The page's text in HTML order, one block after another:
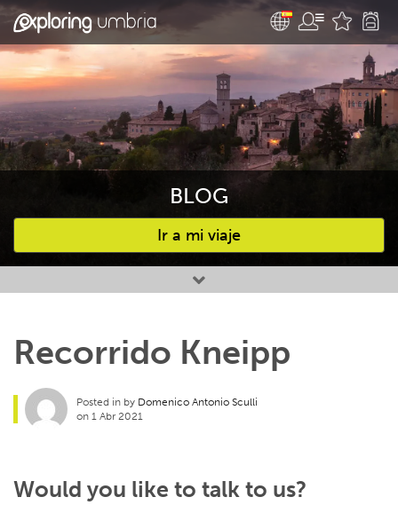
BLOG
Ir a mi viaje
Favourites
Recorrido Kneipp
Posted in by Domenico Antonio Sculli
on 1 Abr 2021
Would you like to talk to us?